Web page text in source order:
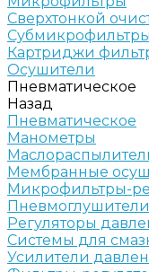
Сверхтонкой
Субмикрофильтры
Картриджи
Осушители
Пневматическое
Назад
Пневматическое
Манометры
Мембранные
Микрофильтры-
Пневмоглушители
Регуляторы
Системы для
Усилители